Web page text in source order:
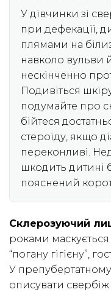
У дівчинки зі
при дефекації,
плямами на
навколо вульви
нескінченно
Подивіться
подумайте про
бійтеся
стероїду, якщо
переконливі.
шкодить дитині
пояснений
Склерозуючий
роками маскується
“погану гігієну”,
У
описувати